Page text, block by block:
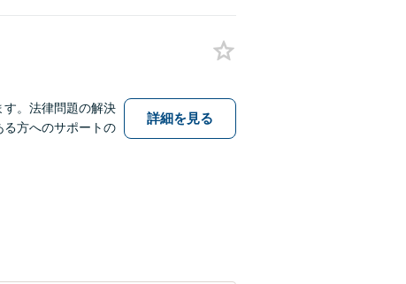
す。法律問題の解決
方へのサポートの
詳細を見る